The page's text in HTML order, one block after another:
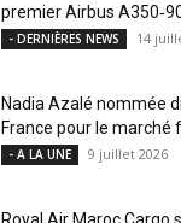
premier Airbus
- DERNIÈRES NEWS 14
Nadia Azalé nommée
France pour le marché
- A LA UNE 9 juillet 2026